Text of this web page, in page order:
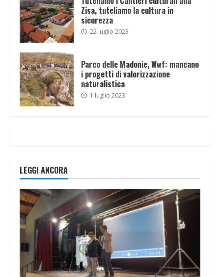
Zisa, tuteliamo la cultura in
sicurezza
22 luglio 2023
Parco delle Madonie, Wwf: mancano
i progetti di valorizzazione
naturalistica
1 luglio 2023
LEGGI ANCORA